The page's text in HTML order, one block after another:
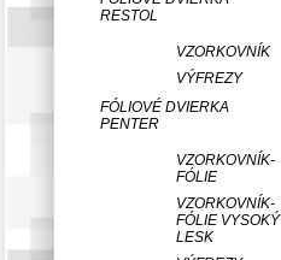
RESTOL
VZORKOVNÍK
VÝFREZY
FÓLIOVÉ DVIERKA
PENTER
VZORKOVNÍK-
FÓLIE
VZORKOVNÍK-
FÓLIE VYSOKÝ
LESK